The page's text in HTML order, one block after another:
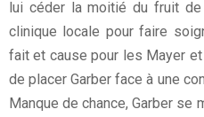
lui céder la moitié du fruit
clinique locale pour faire
fait et cause pour les Mayer
de placer Garber face à une
Manque de chance, Garber se